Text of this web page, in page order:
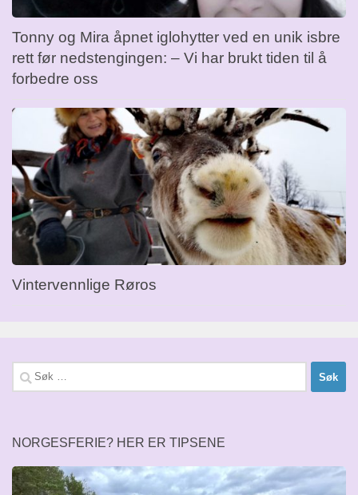
Tonny og Mira åpnet iglohytter ved en unik isbre
rett før nedstengingen: – Vi har brukt tiden til å
forbedre oss
Vintervennlige Røros
Søk
etter:
NORGESFERIE? HER ER TIPSENE